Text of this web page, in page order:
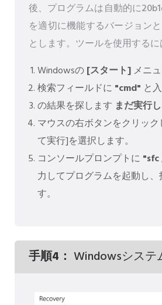
後、プログラムは自動的に
を適切に機能するバージョン
とします。ツールを使用するに
Windowsの[スタート] メニ
検索フィールドに "cmd" と
の結果を探します まだ実行
マウスの右ボタンをクリッ
て実行]を選択します。
コンソールプロンプトに
力してプログラムを起動し、
す。
手順4： Windowsシステ